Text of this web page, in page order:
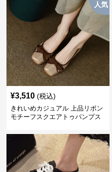
人気
¥3,510 (税込)
きれいめカジュアル 上品リボン
モチーフスクエアトゥパンプス